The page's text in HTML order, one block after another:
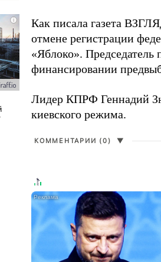
Как писала газета
отмене регистрации
«Яблоко».
финансировании
Лидер КПРФ Геннадий
киевского режима.
КОММЕНТАРИИ (0) ▼